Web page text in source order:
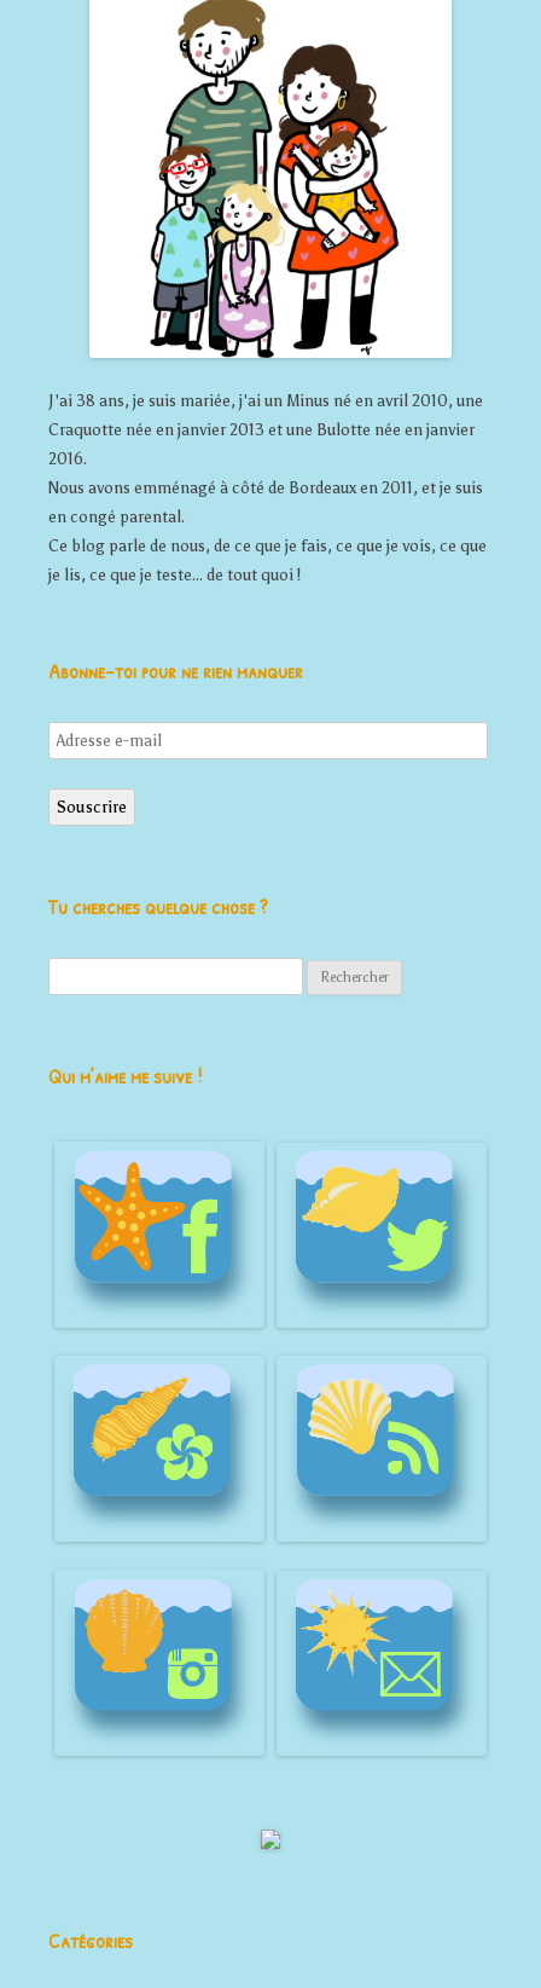
J'ai 38 ans, je suis mariée, j'ai un Minus né en avril 2010, une
Craquotte née en janvier 2013 et une Bulotte née en janvier
2016.
Nous avons emménagé à côté de Bordeaux en 2011, et je suis
en congé parental.
Ce blog parle de nous, de ce que je fais, ce que je vois, ce que
je lis, ce que je teste... de tout quoi !
Abonne-toi pour ne rien manquer
Adresse
e-
mail
Souscrire
Tu cherches quelque chose ?
Qui m’aime me suive !
Catégories